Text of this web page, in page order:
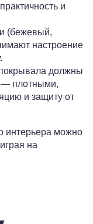
и
(бежевый,
настроение
должны
— плотными,
и защиту от
интерьера можно
на